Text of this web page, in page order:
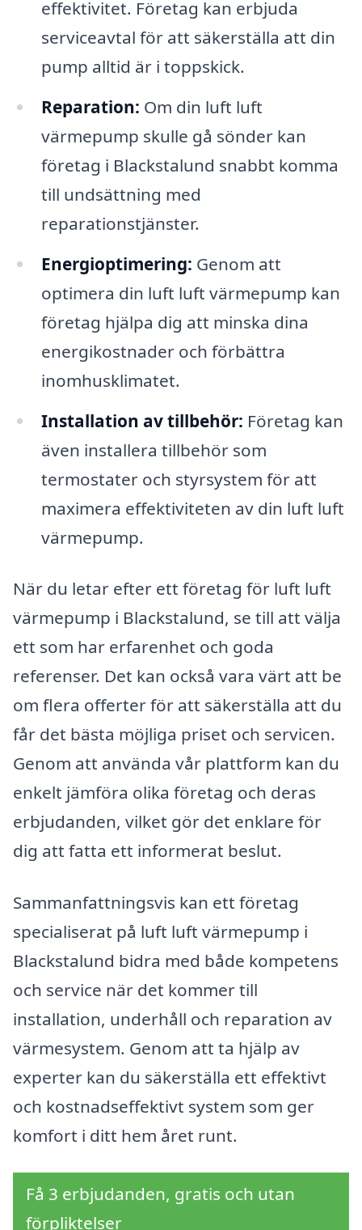
effektivitet. Företag kan erbjuda
serviceavtal för att säkerställa att din
pump alltid är i toppskick.
Reparation: Om din luft luft
värmepump skulle gå sönder kan
företag i Blackstalund snabbt komma
till undsättning med
reparationstjänster.
Energioptimering: Genom att
optimera din luft luft värmepump kan
företag hjälpa dig att minska dina
energikostnader och förbättra
inomhusklimatet.
Installation av tillbehör: Företag kan
även installera tillbehör som
termostater och styrsystem för att
maximera effektiviteten av din luft luft
värmepump.
När du letar efter ett företag för luft luft
värmepump i Blackstalund, se till att välja
ett som har erfarenhet och goda
referenser. Det kan också vara värt att be
om flera offerter för att säkerställa att du
får det bästa möjliga priset och servicen.
Genom att använda vår plattform kan du
enkelt jämföra olika företag och deras
erbjudanden, vilket gör det enklare för
dig att fatta ett informerat beslut.
Sammanfattningsvis kan ett företag
specialiserat på luft luft värmepump i
Blackstalund bidra med både kompetens
och service när det kommer till
installation, underhåll och reparation av
värmesystem. Genom att ta hjälp av
experter kan du säkerställa ett effektivt
och kostnadseffektivt system som ger
komfort i ditt hem året runt.
Få 3 erbjudanden, gratis och utan
förpliktelser